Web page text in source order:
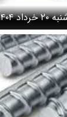
+ جدول